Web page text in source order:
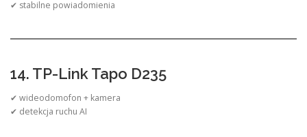
✔ stabilne powiadomienia
14. TP-Link Tapo D235
✔ wideodomofon + kamera
✔ detekcja ruchu AI